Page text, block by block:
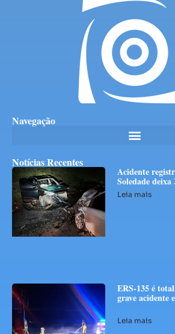
Navegação
Notícias Recentes
Acidente
Soledade deixa
Leia mais
ERS-135 é
grave acidente
Leia mais